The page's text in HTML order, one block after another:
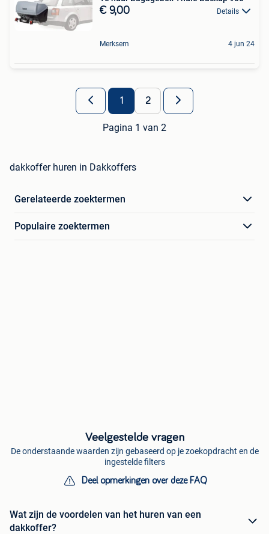
€ 9,00 Details
Merksem 4 jun 24
1 2
Pagina 1 van 2
dakkoffer huren in Dakkoffers
Gerelateerde zoektermen
Populaire zoektermen
Veelgestelde vragen
De onderstaande waarden zijn gebaseerd op je zoekopdracht en de
ingestelde filters
Deel opmerkingen over deze FAQ
Wat zijn de voordelen van het huren van een
dakkoffer?